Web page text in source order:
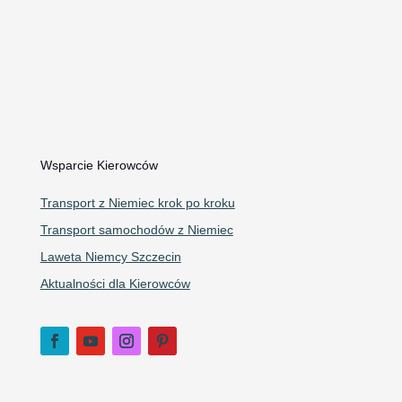
Wsparcie Kierowców
Transport z Niemiec krok po kroku
Transport samochodów z Niemiec
Laweta Niemcy Szczecin
Aktualności dla Kierowców